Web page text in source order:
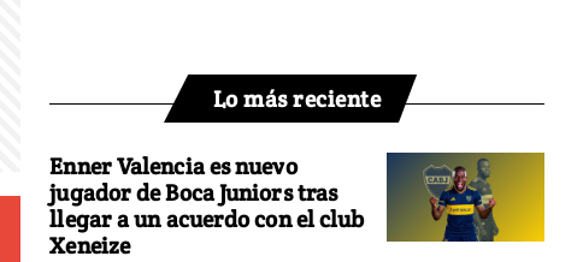
Lo más reciente
Enner Valencia es nuevo
jugador de Boca Juniors tras
llegar a un acuerdo con el club
Xeneize